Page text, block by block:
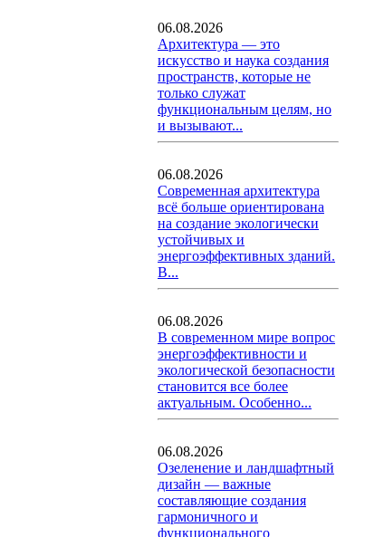
06.08.2026
Архитектура — это
искусство и наука создания
пространств, которые не
только служат
функциональным целям, но
и вызывают...
06.08.2026
Современная архитектура
всё больше ориентирована
на создание экологически
устойчивых и
энергоэффективных зданий.
В...
06.08.2026
В современном мире вопрос
энергоэффективности и
экологической безопасности
становится все более
актуальным. Особенно...
06.08.2026
Озеленение и ландшафтный
дизайн — важные
составляющие создания
гармоничного и
функционального